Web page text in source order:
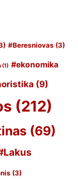
#Beresniovas (3)
(1) #ekonomika
(9)
(212)
(69)
(3)